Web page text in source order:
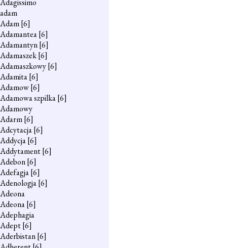
Adagissimo
adam
Adam[6]
Adamantea[6]
Adamantyn[6]
Adamaszek[6]
Adamaszkowy[6]
Adamita[6]
Adamow[6]
Adamowa szpilka[6]
Adamowy
Adarm[6]
Adcytacja[6]
Addycja[6]
Addytament[6]
Adebon[6]
Adefagja[6]
Adenologja[6]
Adeona
Adeona[6]
Adephagia
Adept[6]
Aderbistan[6]